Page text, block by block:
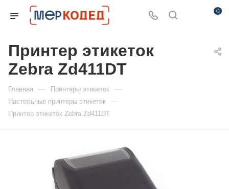
0
Принтер этикеток
Zebra Zd411DT
Главная — Принтеры этикеток —
Настольные принтеры этикеток —
Принтер этикеток Zebra Zd411DT